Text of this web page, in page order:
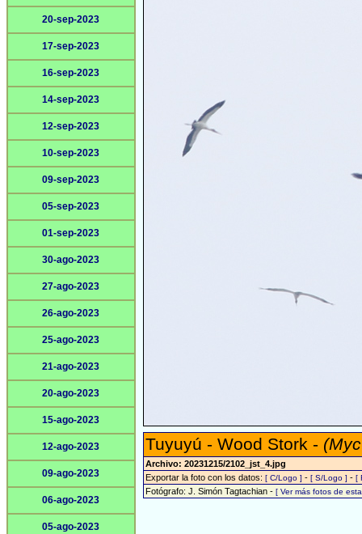
20-sep-2023
17-sep-2023
16-sep-2023
14-sep-2023
12-sep-2023
10-sep-2023
09-sep-2023
05-sep-2023
01-sep-2023
30-ago-2023
27-ago-2023
26-ago-2023
25-ago-2023
21-ago-2023
20-ago-2023
15-ago-2023
12-ago-2023
09-ago-2023
06-ago-2023
05-ago-2023
Tuyuyú - Wood Stork -
Archivo: 20231215/2102_jst_4.jpg
Exportar la foto con los datos: [ C/Logo ] - [ S/Logo ] - [
Fotógrafo: J. Simón Tagtachian - [ Ver más fotos de